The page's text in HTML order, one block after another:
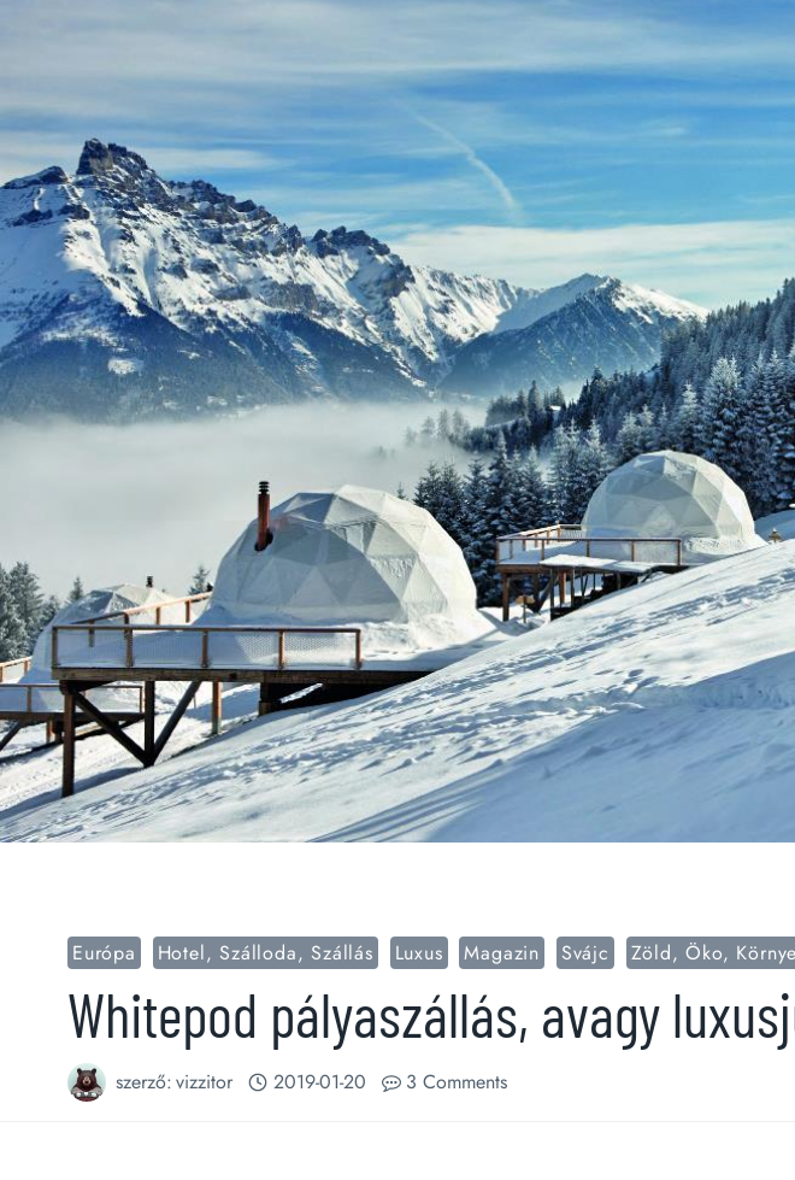
Európa Hotel, Szálloda, Szállás Luxus Magazin Svájc Zöld, Öko,
Whitepod pályaszállás, avagy
szerző:vizzitor 2019-01-20 3 Comments